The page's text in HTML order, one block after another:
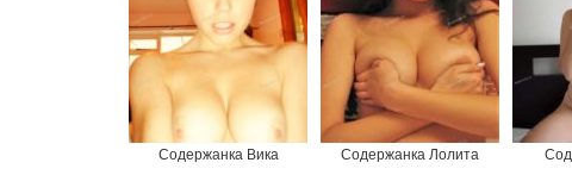
Содержанка Вика Содержанка Лолита